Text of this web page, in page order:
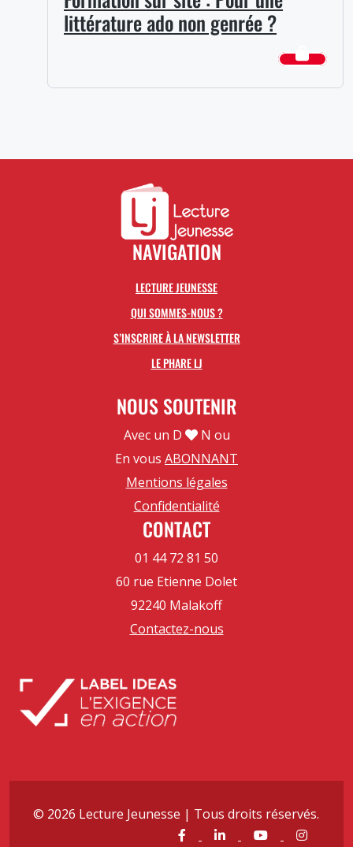
littérature ado non genrée ?
NAVIGATION
LECTURE JEUNESSE
QUI SOMMES-NOUS ?
S’INSCRIRE À LA NEWSLETTER
LE PHARE LJ
NOUS SOUTENIR
Avec un D
N ou
En vous ABONNANT
Mentions légales
Confidentialité
CONTACT
01 44 72 81 50
60 rue Etienne Dolet
92240 Malakoff
Contactez-nous
© 2026 Lecture Jeunesse | Tous droits réservés.